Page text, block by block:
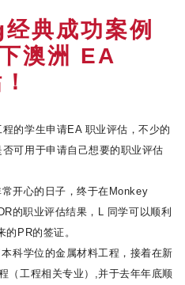
典成功案例
澳洲 EA
程的学生申请EA 职业评估，不少的
可用于申请自己想要的职业评估
常开心的日子，终于在 Monkey
的职业评估结果， L 同学可以顺利
的 PR的签证。
科学位的金属材料工程，接着在新
（工程相关专业） ,并于去年年底顺